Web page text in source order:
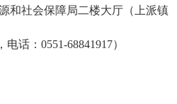
和社会保障局二楼大厅（上派镇
话：0551-68841917）